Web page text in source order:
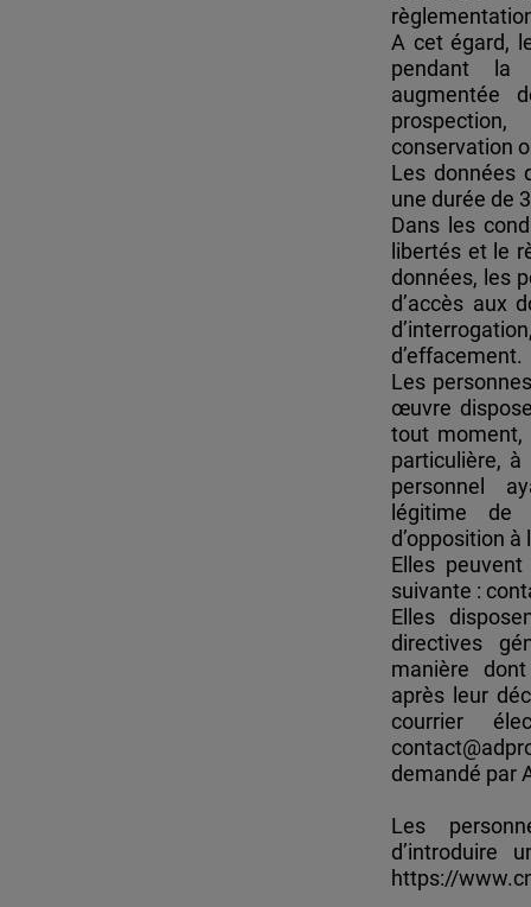
A cet égard,
pendant la
augmentée
conservation
Les données
une durée de
Dans les
libertés et le
données, les
d’accès aux
d’effacement.
Les
œuvre
tout moment,
particulière,
personnel
légitime de
d’opposition
Elles
suivante :
Elles
directives
manière
après leur
courrier
demandé par
Les
d’introduire
https://